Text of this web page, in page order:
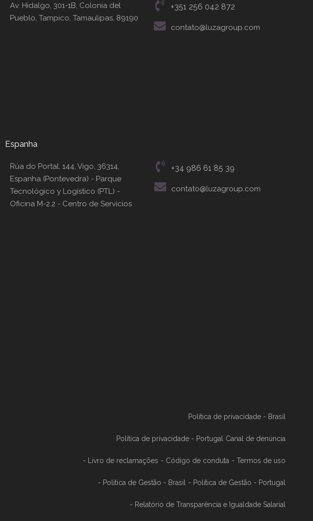
Av. Hidalgo, 301-1B, Colonia del
Pueblo, Tampico, Tamaulipas, 89190
+351 256 042 872
contato@luzagroup.com
Espanha
Rúa do Portal, 144, Vigo, 36314,
Espanha (Pontevedra) - Parque
Tecnológico y Logístico (PTL) -
Oficina M-2.2 - Centro de Servicios
+34 986 61 85 39
contato@luzagroup.com
Politica de privacidade - Brasil
Politica de privacidade - Portugal Canal de denúncia
- Livro de reclamações - Código de conduta - Termos de uso
- Politica de Gestão - Brasil - Política de Gestão - Portugal
- Relatório de Transparência e Igualdade Salarial